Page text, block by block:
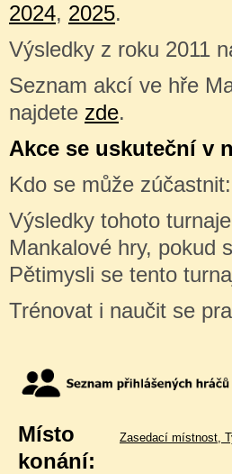
2024, 2025.
Výsledky z roku 2011
Seznam akcí ve hře
najdete zde.
Akce se uskuteční v
Kdo se může
Výsledky tohoto
Mankalové hry, pokud
Pětimysli se tento
Trénovat i naučit se
Místo
konání:
Zasedací místnost,